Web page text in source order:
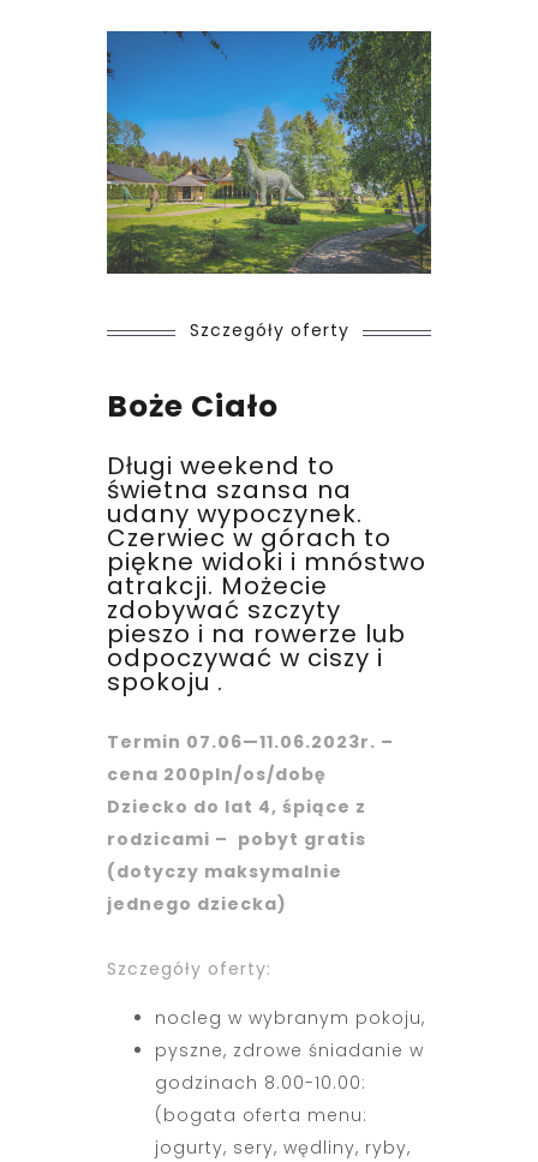
Boże CIało
Powiększ Zdjęcie
Szczegóły oferty
Boże Ciało
Długi weekend to
świetna szansa na
udany wypoczynek.
Czerwiec w górach to
piękne widoki i mnóstwo
atrakcji. Możecie
zdobywać szczyty
pieszo i na rowerze lub
odpoczywać w ciszy i
spokoju .
Termin 07.06—11.06.2023r. –
cena 200pln/os/dobę
Dziecko do lat 4, śpiące z
rodzicami – pobyt gratis
(dotyczy maksymalnie
jednego dziecka)
Szczegóły oferty:
nocleg w wybranym pokoju,
pyszne, zdrowe śniadanie w
godzinach 8.00-10.00:
(bogata oferta menu:
jogurty, sery, wędliny, ryby,